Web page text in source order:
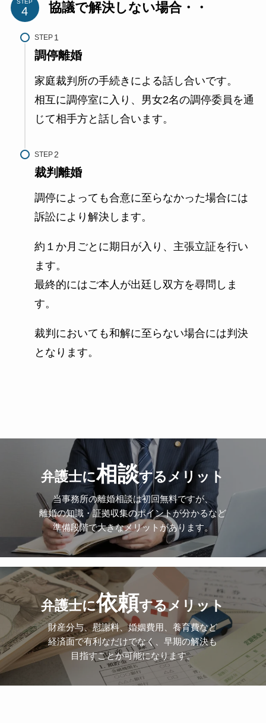
STEP 協議で解決しない場合・・
STEP
調停離婚
家庭裁判所の手続きによる話し合いです。
相互に調停室に入り、男女2名の調停委員を通
じて相手方と話し合います。
STEP
裁判離婚
調停によっても合意に至らなかった場合には
訴訟により解決します。
約１か月ごとに期日が入り、主張立証を行い
ます。
最終的にはご本人が出廷し双方を尋問しま
す。
裁判においても和解に至らない場合には判決
となります。
弁護士に相談するメリット
当事務所の離婚相談は初回無料ですが、
離婚の知識・証拠収集のポイントが分かるなど
準備段階で大きなメリットがあります。
弁護士に依頼するメリット
財産分与、慰謝料、婚姻費用、養育費など
経済面で有利なだけでなく、早期の解決も
目指すことが可能になります。